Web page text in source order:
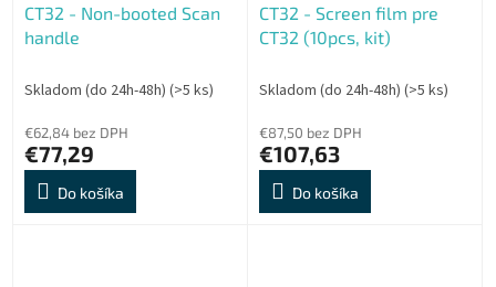
CT32 - Non-booted Scan
handle
Skladom (do 24h-48h) (>5 ks)
€62,84 bez DPH
€77,29
Do košíka
CT32 - Screen film pre
CT32 (10pcs, kit)
Skladom (do 24h-48h) (>5 ks)
€87,50 bez DPH
€107,63
Do košíka